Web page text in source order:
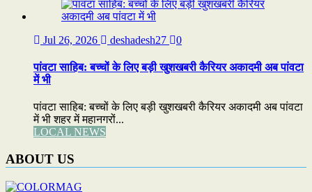
Jul 26, 2026 deshadesh27 0
पांवटा साहिब: बच्चों के लिए बड़ी खुशखबरी कैरियर अकादमी अब पांवटा
में भी
पांवटा साहिब: बच्चों के लिए बड़ी खुशखबरी कैरियर अकादमी अब पांवटा
में भी शहर में महानगरों...
LOCAL NEWS
ABOUT US